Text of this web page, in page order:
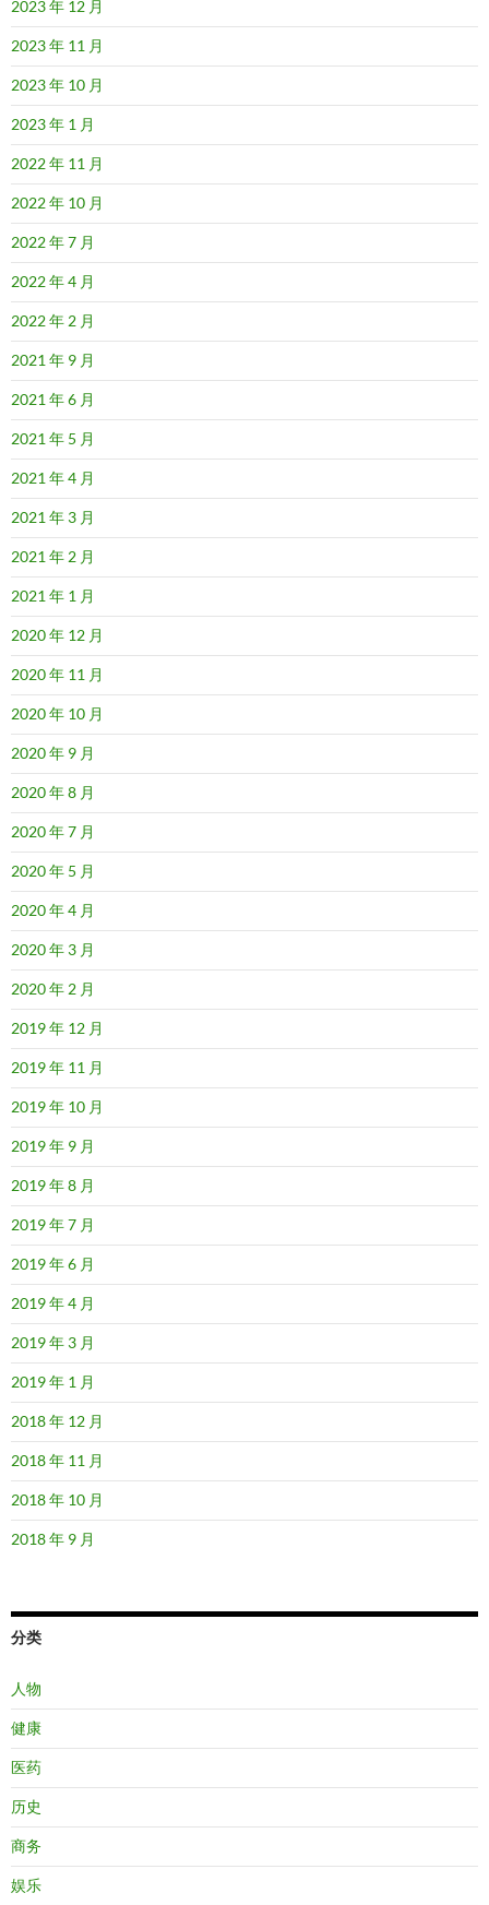
2023 年 12 月
2023 年 11 月
2023 年 10 月
2023 年 1 月
2022 年 11 月
2022 年 10 月
2022 年 7 月
2022 年 4 月
2022 年 2 月
2021 年 9 月
2021 年 6 月
2021 年 5 月
2021 年 4 月
2021 年 3 月
2021 年 2 月
2021 年 1 月
2020 年 12 月
2020 年 11 月
2020 年 10 月
2020 年 9 月
2020 年 8 月
2020 年 7 月
2020 年 5 月
2020 年 4 月
2020 年 3 月
2020 年 2 月
2019 年 12 月
2019 年 11 月
2019 年 10 月
2019 年 9 月
2019 年 8 月
2019 年 7 月
2019 年 6 月
2019 年 4 月
2019 年 3 月
2019 年 1 月
2018 年 12 月
2018 年 11 月
2018 年 10 月
2018 年 9 月
分类
人物
健康
医药
历史
商务
娱乐